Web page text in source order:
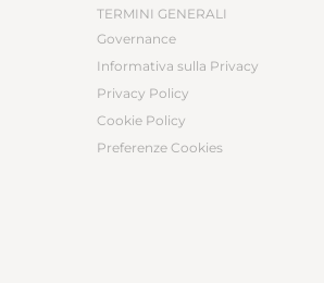
TERMINI GENERALI
Governance
Informativa sulla Privacy
Privacy Policy
Cookie Policy
Preferenze Cookies